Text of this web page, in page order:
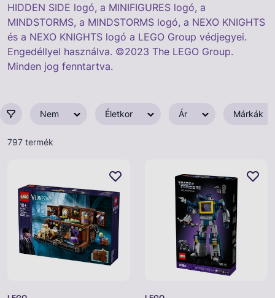
HIDDEN SIDE logó, a MINIFIGURES logó, a
MINDSTORMS, a MINDSTORMS logó, a NEXO KNIGHTS
és a NEXO KNIGHTS logó a LEGO Group védjegyei.
Engedéllyel használva. ©2023 The LEGO Group.
Minden jog fenntartva.
Nem Életkor Ár Márkák
797 termék